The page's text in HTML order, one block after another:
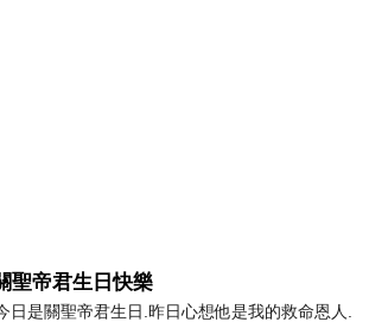
聖帝君生日快樂
日是關聖帝君生日.昨日心想他是我的救命恩人.